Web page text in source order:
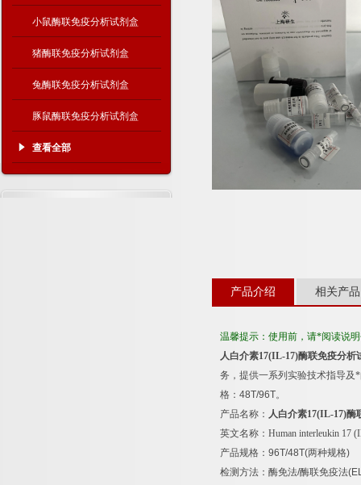
小鼠酶联免疫分析试剂盒
猪酶联免疫分析试剂盒
兔酶联免疫分析试剂盒
豚鼠酶联免疫分析试剂盒
查看全部
产品介绍 相关产品
温馨提示：使用前，请*阅读说
人白介素17(IL-17)酶联免疫分析
务，提供一系列实验技术指导及
格： 48T/96T。
产品名称： 人白介素17(IL-17)酶
英文名称： Human interleukin 17
产品规格： 96T/48T(两种规格)
检测方法：酶免法/酶联免疫法